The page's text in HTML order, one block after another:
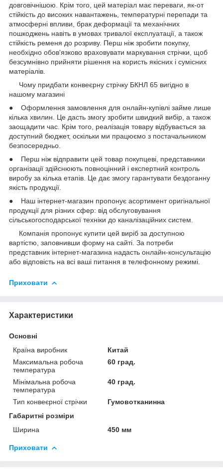
довговічнішою. Крім того, цей матеріал має переваги, як-от
стійкість до високих навантажень, температурні перепади та
атмосферні впливи, брак деформації та механічних
пошкоджень навіть в умовах тривалої експлуатації, а також
стійкість ременя до розриву. Перш ніж зробити покупку,
необхідно обов'язково враховувати маркування стрічки, щоб
безсумнівно прийняти рішення на користь якісних і сумісних
матеріалів.
Чому придбати конвеєрну стрічку БКНЛ 65 вигідно в
нашому магазині
● Оформлення замовлення для онлайн-купівлі займе лише
кілька хвилин. Це дасть змогу зробити швидкий вибір, а також
заощадити час. Крім того, реалізація товару відбувається за
доступний бюджет, оскільки ми працюємо з постачальником
безпосередньо.
● Перш ніж відправити цей товар покупцеві, представники
організації здійснюють повноцінний і експертний контроль
виробу за кілька етапів. Це дає змогу гарантувати бездоганну
якість продукції.
● Наш інтернет-магазин пропонує асортимент оригінальної
продукції для різних сфер: від обслуговування
сільськогосподарської техніки до каналізаційних систем.
Компанія пропонує купити цей виріб за доступною
вартістю, заповнивши форму на сайті. За потреби
представник інтернет-магазина надасть онлайн-консультацію
або відповість на всі ваші питання в телефонному режимі.
Приховати
Характеристики
Основні
Країна виробник
Китай
Максимальна робоча
температура
60 град.
Мінімальна робоча
температура
40 град.
Тип конвеєрної стрічки
Гумовотканинна
Габаритні розміри
Ширина
450 мм
Приховати